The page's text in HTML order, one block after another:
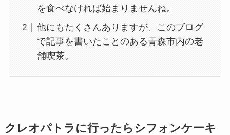
を食べなければ始まりませんね。
他にもたくさんありますが、このブログ
で記事を書いたことのある青森市内の老
舗喫茶。
クレオパトラに行ったらシフォンケーキ